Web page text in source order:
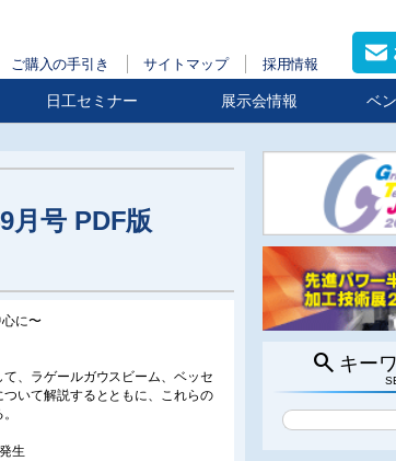
ご購入の手引き サイトマップ 採用情報
日工セミナー 展示会情報 ベ
月号 PDF版
に〜
、ラゲールガウスビーム、ベッセ
いて解説するとともに、これらの
生
search キー